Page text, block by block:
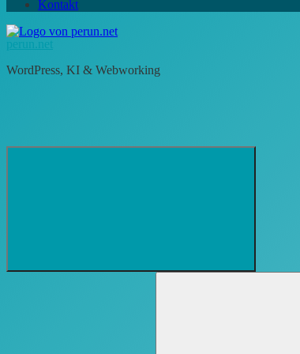
Kontakt
perun.net
WordPress, KI & Webworking
Suchformular